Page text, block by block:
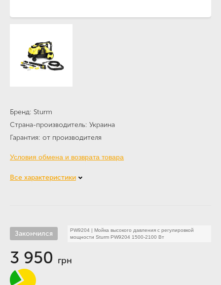
Бренд Sturm
Страна-производитель Украина
Гарантия от производителя
Условия обмена и возврата товара
Все характеристики
Закончился PW9204 | Мойка высокого давления с регулировкой
мощности Sturm PW9204 1500-2100 Вт
3 950 грн